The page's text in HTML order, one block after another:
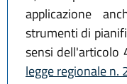
applicazione
strumenti di
sensi dell'articolo
legge regionale n.